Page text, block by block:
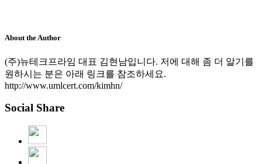
About the Author
(주)뉴테크프라임 대표 김현남입니다. 저에 대해 좀 더 알기를
원하시는 분은 아래 링크를 참조하세요.
http://www.umlcert.com/kimhn/
Social Share